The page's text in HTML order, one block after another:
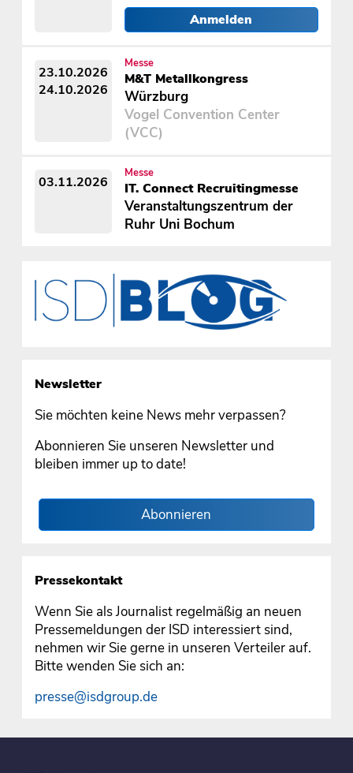
Anmelden
23.10.2026
24.10.2026
Messe
M&T Metallkongress
Würzburg
Vogel Convention Center
(VCC)
03.11.2026
Messe
IT. Connect Recruitingmesse
Veranstaltungszentrum der
Ruhr Uni Bochum
Newsletter
Sie möchten keine News mehr verpassen?
Abonnieren Sie unseren Newsletter und
bleiben immer up to date!
Abonnieren
Pressekontakt
Wenn Sie als Journalist regelmäßig an neuen
Pressemeldungen der ISD interessiert sind,
nehmen wir Sie gerne in unseren Verteiler auf.
Bitte wenden Sie sich an:
presse@isdgroup.de